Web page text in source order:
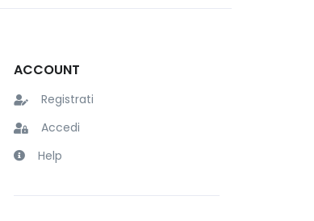
ACCOUNT
Registrati
Accedi
Help